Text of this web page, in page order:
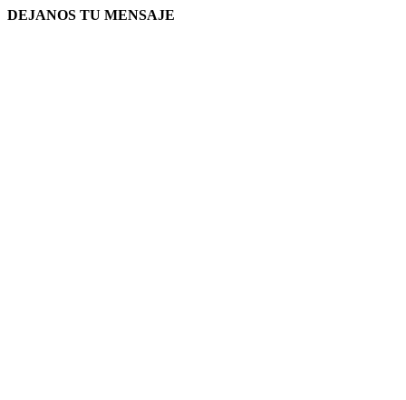
DEJANOS TU MENSAJE